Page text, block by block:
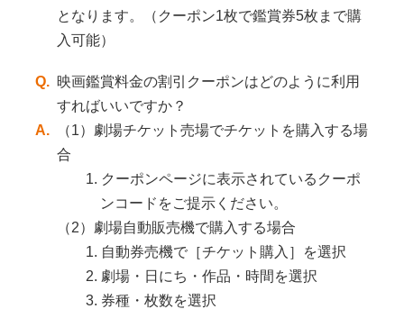
となります。（クーポン1枚で鑑賞券5枚まで購
入可能）
Q. 映画鑑賞料金の割引クーポンはどのように利用
すればいいですか？
A.
（1）劇場チケット売場でチケットを購入する場
合
1. クーポンページに表示されているクーポ
ンコードをご提示ください。
（2）劇場自動販売機で購入する場合
1. 自動券売機で［チケット購入］を選択
2. 劇場・日にち・作品・時間を選択
3. 券種・枚数を選択